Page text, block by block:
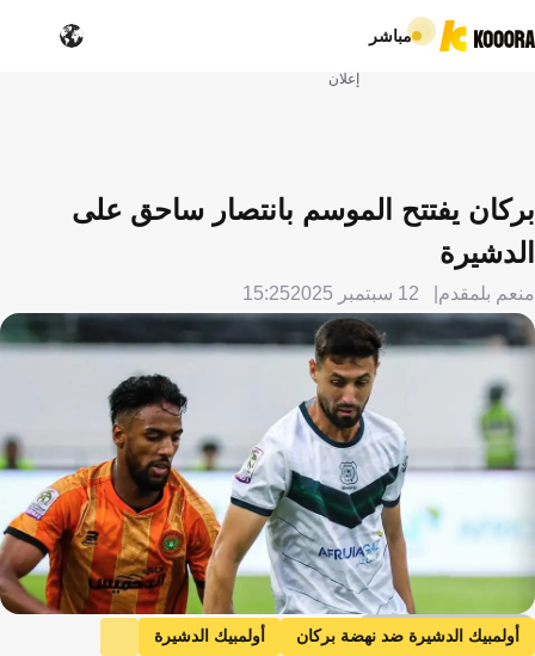
مباشر
إعلان
بركان يفتتح الموسم بانتصار ساحق على
الدشيرة
منعم بلمقدم 12 سبتمبر 2025 15:25
Olympic dcheira media
أولمبيك الدشيرة ضد نهضة بركان
أولمبيك الدشيرة